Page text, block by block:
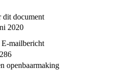
dit document
2020
E-mailbericht
openbaarmaking